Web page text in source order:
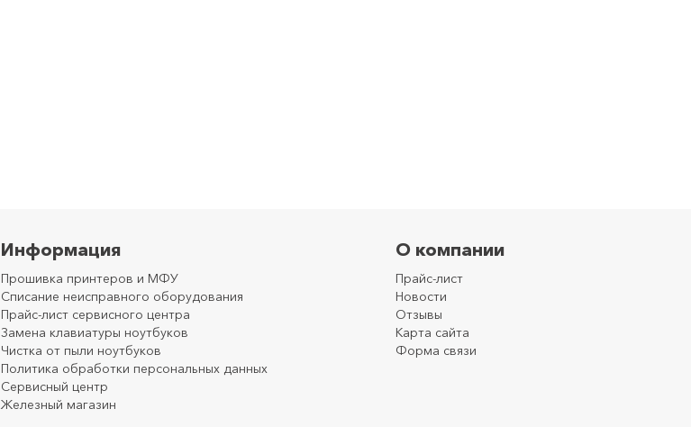
Информация
Прошивка принтеров и МФУ
Списание неисправного оборудования
Прайс-лист сервисного центра
Замена клавиатуры ноутбуков
Чистка от пыли ноутбуков
Политика обработки персональных данных
Сервисный центр
Железный магазин
О компании
Прайс-лист
Новости
Отзывы
Карта сайта
Форма связи